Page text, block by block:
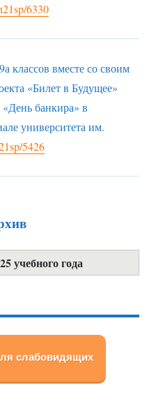
6330
классов вместе со своим
«Билет в Будущее»
банкира» в
университета им.
5426
учебного года
слабовидящих